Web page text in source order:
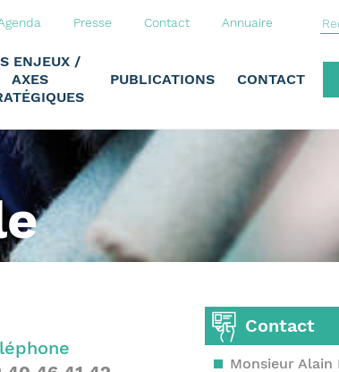
Presse Contact Annuaire
ENJEUX /
AXES
PUBLICATIONS CONTACT
Contact
Monsieur Alain